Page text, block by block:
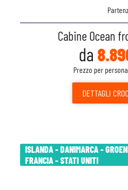
Cabine Ocean
da
Prezzo per persona
DETTAGLI
ISLANDA - DANIMARCA -
FRANCIA - STATI UNITI